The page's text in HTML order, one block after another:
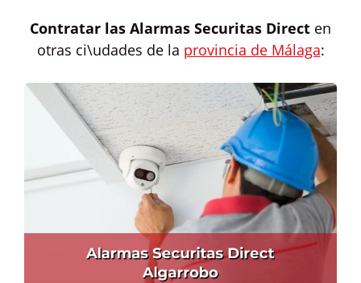
Contratar las Alarmas Securitas Direct en
otras ci\udades de la provincia de Málaga: